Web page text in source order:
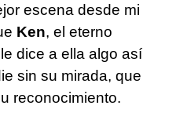
escena desde mi
Ken, el eterno
dice a ella algo así
sin su mirada, que
reconocimiento.